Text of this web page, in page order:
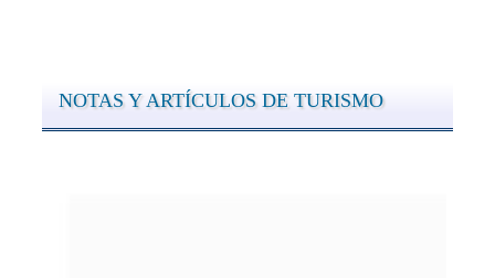
NOTAS Y ARTÍCULOS DE TURISMO